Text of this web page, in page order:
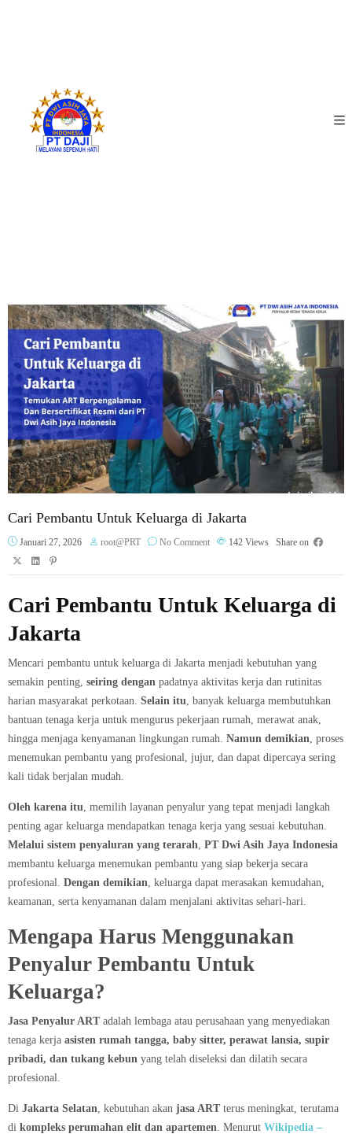
Cari Pembantu Untuk Keluarga di Jakarta
Januari 27, 2026 root@PRT No Comment 142 Views Share on
Cari Pembantu Untuk Keluarga di
Jakarta
Mencari pembantu untuk keluarga di Jakarta menjadi kebutuhan yang
semakin penting, seiring dengan padatnya aktivitas kerja dan rutinitas
harian masyarakat perkotaan. Selain itu , banyak keluarga membutuhkan
bantuan tenaga kerja untuk mengurus pekerjaan rumah, merawat anak,
hingga menjaga kenyamanan lingkungan rumah. Namun demikian , proses
menemukan pembantu yang profesional, jujur, dan dapat dipercaya sering
kali tidak berjalan mudah.
Oleh karena itu , memilih layanan penyalur yang tepat menjadi langkah
penting agar keluarga mendapatkan tenaga kerja yang sesuai kebutuhan.
Melalui sistem penyaluran yang terarah PT Dwi Asih Jaya Indonesia
membantu keluarga menemukan pembantu yang siap bekerja secara
profesional. Dengan demikian , keluarga dapat merasakan kemudahan,
keamanan, serta kenyamanan dalam menjalani aktivitas sehari-hari.
Mengapa Harus Menggunakan
Penyalur Pembantu Untuk
Keluarga?
Jasa Penyalur ART adalah lembaga atau perusahaan yang menyediakan
tenaga kerja asisten rumah tangga, baby sitter, perawat lansia, supir
pribadi, dan tukang kebun yang telah diseleksi dan dilatih secara
profesional.
Di Jakarta Selatan , kebutuhan akan jasa ART terus meningkat, terutama
di kompleks perumahan elit dan apartemen . Menurut Wikipedia –